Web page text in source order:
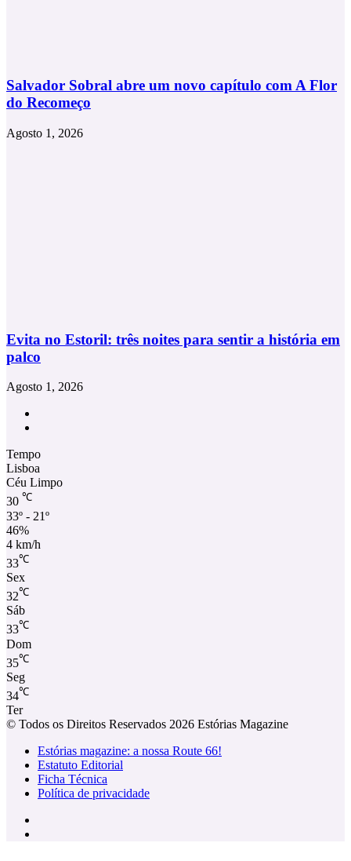
Salvador Sobral abre um novo capítulo com A Flor
do Recomeço
Agosto 1, 2026
Evita no Estoril: três noites para sentir a história em
palco
Agosto 1, 2026
Tempo
Lisboa
Céu Limpo
30 ℃
33º - 21º
46%
4 km/h
33℃
Sex
32℃
Sáb
33℃
Dom
35℃
Seg
34℃
Ter
© Todos os Direitos Reservados 2026 Estórias Magazine
Estórias magazine: a nossa Route 66!
Estatuto Editorial
Ficha Técnica
Política de privacidade